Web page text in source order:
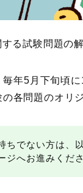
る試験問題の
年5月下旬頃
各問題のオリ
ちでない方は、
ジへお進みくだ